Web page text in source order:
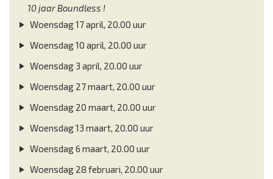
10 jaar Boundless !
Woensdag 17 april, 20.00 uur
Woensdag 10 april, 20.00 uur
Woensdag 3 april, 20.00 uur
Woensdag 27 maart, 20.00 uur
Woensdag 20 maart, 20.00 uur
Woensdag 13 maart, 20.00 uur
Woensdag 6 maart, 20.00 uur
Woensdag 28 februari, 20.00 uur